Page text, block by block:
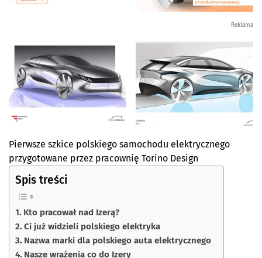
Reklama
Pierwsze szkice polskiego samochodu elektrycznego
przygotowane przez pracownię Torino Design
Spis treści
Kto pracował nad Izerą?
Ci już widzieli polskiego elektryka
Nazwa marki dla polskiego auta elektrycznego
Nasze wrażenia co do Izery